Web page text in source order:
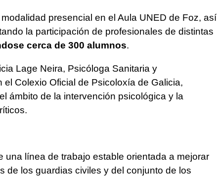
presencial en el Aula UNED de Foz, así
la participación de profesionales de distintas
cerca de 300 alumnos.
Lage Neira, Psicóloga Sanitaria y
Colexio Oficial de Psicoloxía de Galicia,
ámbito de la intervención psicológica y la
una línea de trabajo estable orientada a mejorar
de los guardias civiles y del conjunto de los